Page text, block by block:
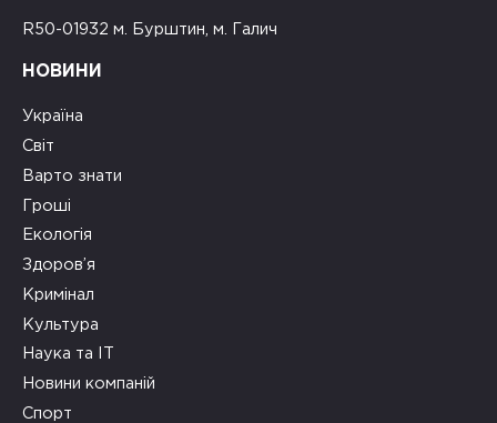
R50-01932 м. Бурштин, м. Галич
НОВИНИ
Україна
Світ
Варто знати
Гроші
Екологія
Здоров’я
Кримінал
Культура
Наука та ІТ
Новини компаній
Спорт